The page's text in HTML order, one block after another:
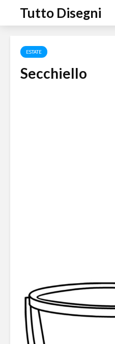
Tutto Disegni
ESTATE
Secchiello